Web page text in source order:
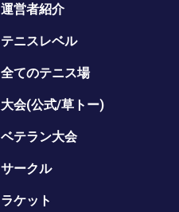
運営者紹介
テニスレベル
全てのテニス場
大会(公式/草トー)
ベテラン大会
サークル
ラケット